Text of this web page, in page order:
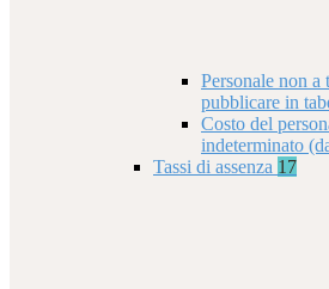
Personale non a
pubblicare in
Costo del
indeterminato
Tassi di assenza 17